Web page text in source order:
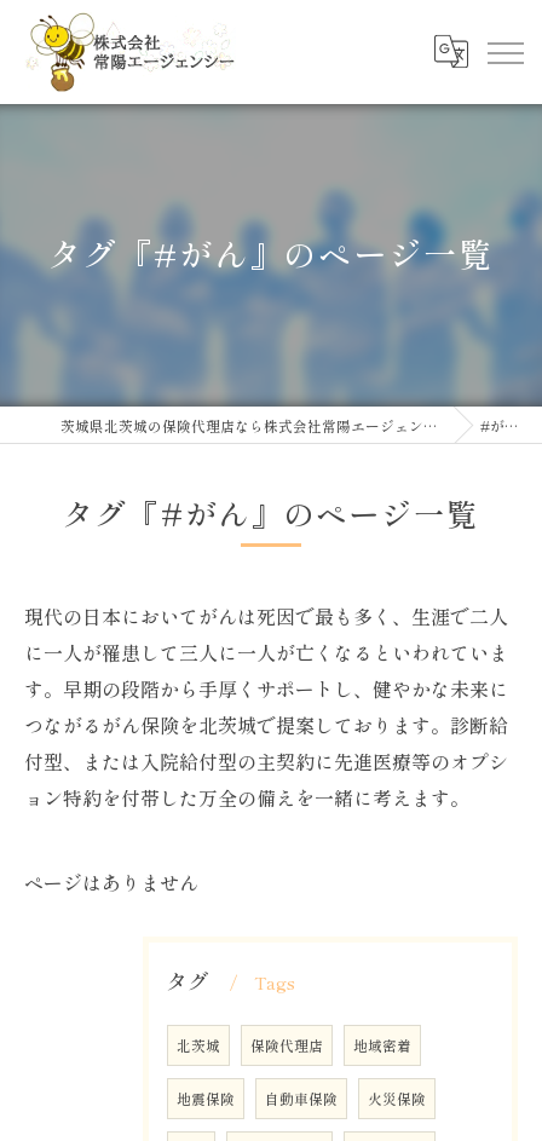
タグ『#がん』のページ一覧
茨城県北茨城の保険代理店なら株式会社常陽エージェンシー #がん
タグ『#がん』のページ一覧
現代の日本においてがんは死因で最も多く、生涯で二人
に一人が罹患して三人に一人が亡くなるといわれていま
す。早期の段階から手厚くサポートし、健やかな未来に
つながるがん保険を北茨城で提案しております。診断給
付型、または入院給付型の主契約に先進医療等のオプシ
ョン特約を付帯した万全の備えを一緒に考えます。
ページはありません
タグ Tags
北茨城 保険代理店 地域密着
地震保険 自動車保険 火災保険